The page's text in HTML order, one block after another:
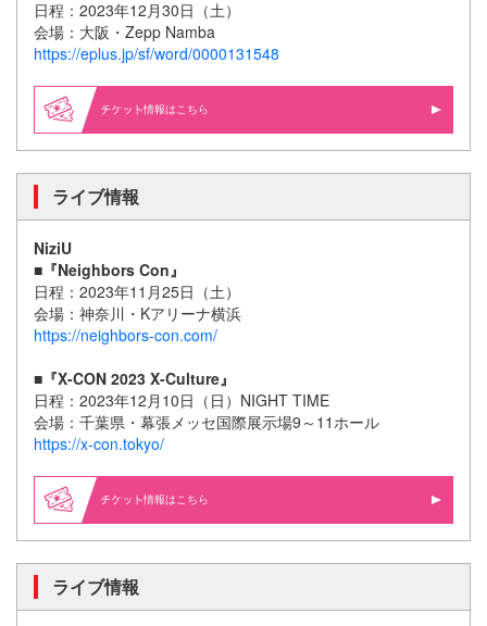
日程：2023年12月30日（土）
会場：大阪・Zepp Namba
https://eplus.jp/sf/word/0000131548
情報はこちら
ライブ情報
NiziU
■ 『Neighbors Con』
日程：2023年11月25日（土）
会場：神奈川・Kアリーナ横浜
https://neighbors-con.com/
■『X-CON 2023 X-Culture』
日程：2023年12月10日（日）NIGHT TIME
会場：千葉県・幕張メッセ国際展示場9～11ホール
https://x-con.tokyo/
情報はこちら
ライブ情報